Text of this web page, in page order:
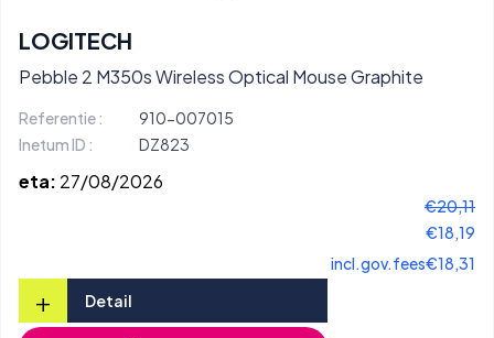
LOGITECH
Pebble 2 M350s Wireless Optical Mouse Graphite
Referentie :
910-007015
Inetum ID :
DZ823
eta: 27/08/2026
€20,11
€18,19
incl.gov.fees€18,31
+ Detail